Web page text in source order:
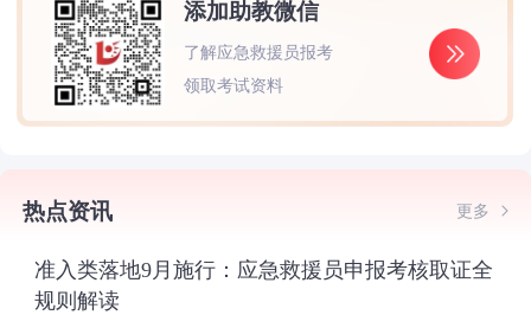
添加助教微信
了解应急救援员报考
领取考试资料
热点资讯 更多
准入类落地9月施行：应急救援员申报考核取证全
规则解读